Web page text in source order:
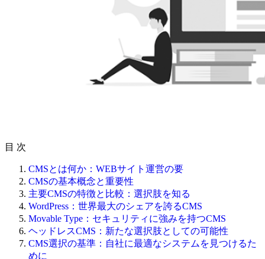
目 次
CMSとは何か：WEBサイト運営の要
CMSの基本概念と重要性
主要CMSの特徴と比較：選択肢を知る
WordPress：世界最大のシェアを誇るCMS
Movable Type：セキュリティに強みを持つCMS
ヘッドレスCMS：新たな選択肢としての可能性
CMS選択の基準：自社に最適なシステムを見つけるた
めに